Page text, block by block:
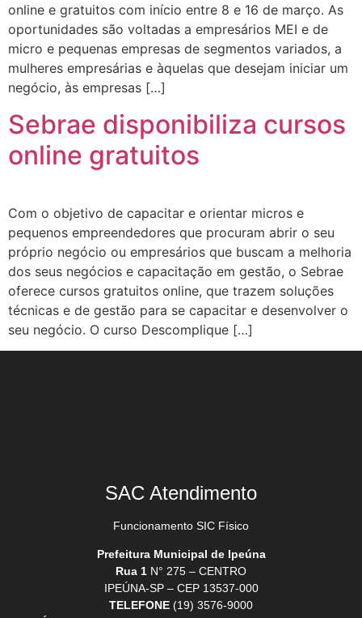
online e gratuitos com início entre 8 e 16 de março. As
oportunidades são voltadas a empresários MEI e de
micro e pequenas empresas de segmentos variados, a
mulheres empresárias e àquelas que desejam iniciar um
negócio, às empresas […]
Sebrae disponibiliza cursos
online gratuitos
Com o objetivo de capacitar e orientar micros e
pequenos empreendedores que procuram abrir o seu
próprio negócio ou empresários que buscam a melhoria
dos seus negócios e capacitação em gestão, o Sebrae
oferece cursos gratuitos online, que trazem soluções
técnicas e de gestão para se capacitar e desenvolver o
seu negócio. O curso Descomplique […]
SAC Atendimento
Funcionamento SIC Físico
Prefeitura Municipal de Ipeúna
Rua 1 N° 275 – CENTRO
IPEÚNA-SP – CEP 13537-000
TELEFONE (19) 3576-9000